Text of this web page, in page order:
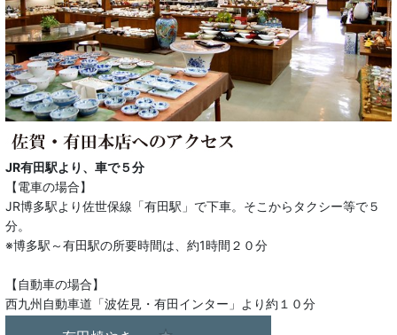
JR有田駅より、車で５分
【電車の場合】
JR博多駅より佐世保線「有田駅」で下車。そこからタクシー等で５
分。
※博多駅～有田駅の所要時間は、約1時間２０分
【自動車の場合】
西九州自動車道「波佐見・有田インター」より約１０分